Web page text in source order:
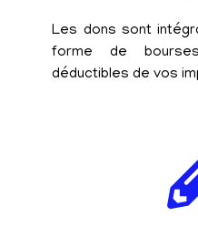
Les dons sont
forme de
déductibles de vos